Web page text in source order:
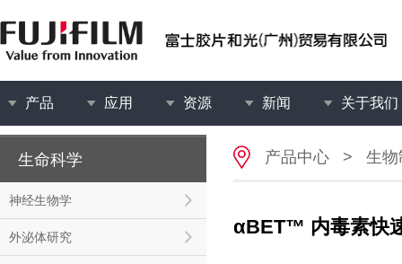
产品 应用 资源 新闻 关于我们
生命科学
神经生物学
外泌体研究
产品中心 > 生物
αBET™ 内毒素快